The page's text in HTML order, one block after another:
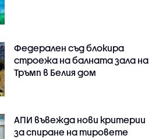
Федерален съд блокира
строежа на балната зала на
Тръмп в Белия дом
АПИ въвежда нови критерии
за спиране на тировете